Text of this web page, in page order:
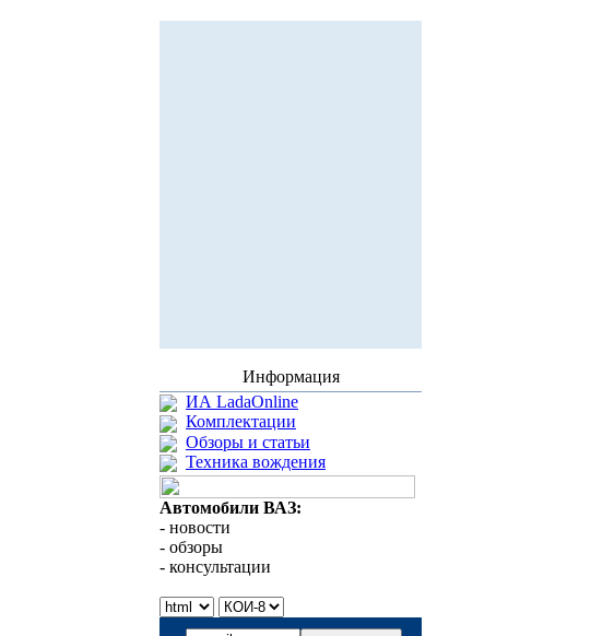
Информация
ИА LadaOnline
Комплектации
Обзоры и статьи
Техника вождения
Автомобили ВАЗ:
- новости
- обзоры
- консультации